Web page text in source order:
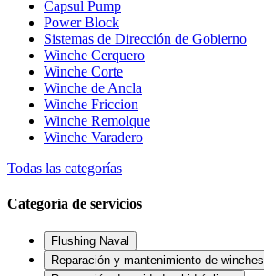
Capsul Pump
Power Block
Sistemas de Dirección de Gobierno
Winche Cerquero
Winche Corte
Winche de Ancla
Winche Friccion
Winche Remolque
Winche Varadero
Todas las categorías
Categoría de servicios
Flushing Naval
Reparación y mantenimiento de winches